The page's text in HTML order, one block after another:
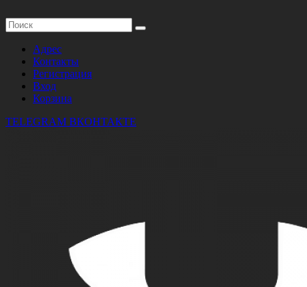
Адрес
Контакты
Регистрация
Вход
Корзина
TELEGRAM ВКОНТАКТЕ